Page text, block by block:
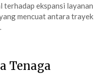
ekspansi layanan
mencuat antara trayek
Tenaga